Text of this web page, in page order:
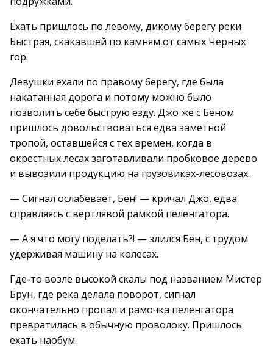
Ехать пришлось по левому, дикому берегу реки
Быстрая, скакавшей по камням от самых Черных
гор.
Девушки ехали по правому берегу, где была
накатанная дорога и потому можно было
позволить себе быструю езду. Джо же с Беном
пришлось довольствоваться едва заметной
тропой, оставшейся с тех времен, когда в
окрестных лесах заготавливали пробковое дерево
и вывозили продукцию на грузовиках-лесовозах.
— Сигнал ослабевает, Бен! — кричал Джо, едва
справляясь с вертлявой рамкой пеленгатора.
— А я что могу поделать?! — злился Бен, с трудом
удерживая машину на колесах.
Где-то возле высокой скалы под названием Мистер
Брун, где река делала поворот, сигнал
окончательно пропал и рамочка пеленгатора
превратилась в обычную проволоку. Пришлось
ехать наобум.